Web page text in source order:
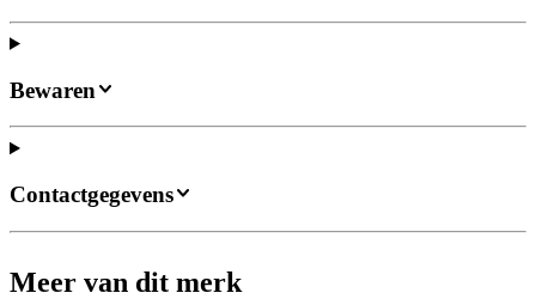
Bewaren
Contactgegevens
Meer van dit merk